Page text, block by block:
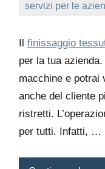
servizi per le
Il finissaggio
per la tua
macchine e potrai
anche del cliente
ristretti.
per tutti. Infatti, …